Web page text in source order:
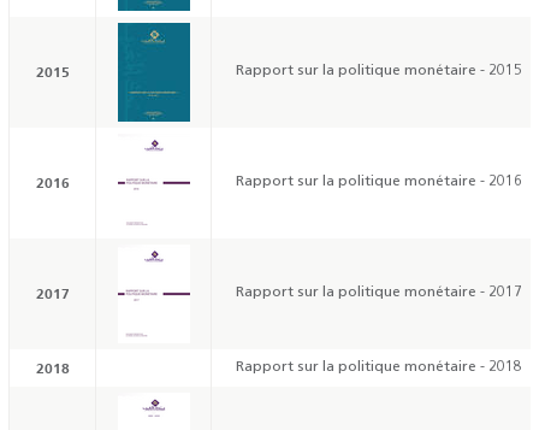
2015 Rapport sur la politique monétaire - 2015
2016 Rapport sur la politique monétaire - 2016
2017 Rapport sur la politique monétaire - 2017
2018 Rapport sur la politique monétaire - 2018